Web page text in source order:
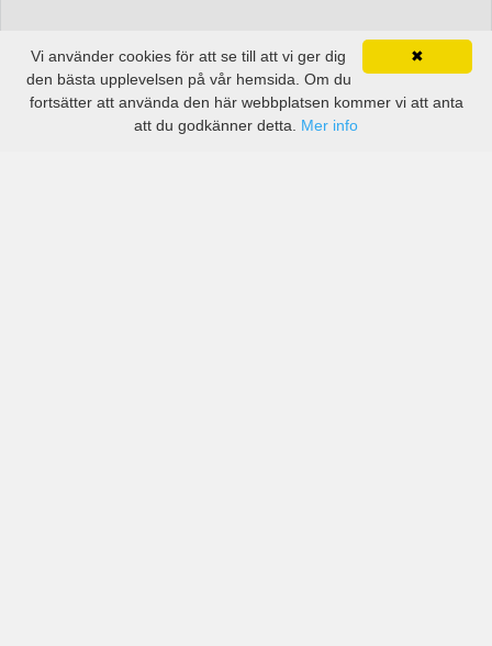
✖
Vi använder cookies för att se till att vi ger dig
den bästa upplevelsen på vår hemsida. Om du
fortsätter att använda den här webbplatsen kommer vi att anta
att du godkänner detta. Mer info